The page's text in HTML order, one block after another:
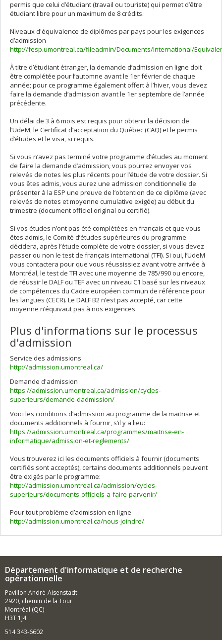
permis que celui d’étudiant (travail ou touriste) qui permet d’être
étudiant libre pour un maximum de 8 crédits.
Niveaux d'équivalence de diplômes par pays pour les exigences
d’admission
http://fesp.umontreal.ca/fileadmin/Documents/International/
À titre d’étudiant étranger, la demande d’admission en ligne doit
être complétée pour l’automne avant le 1er février de chaque
année; pour ce programme également offert à l’hiver, vous devez
faire la demande d’admission avant le 1er septembre de l’année
précédente.
Un délai de 3 à 6 mois est requis pour obtenir la décision de
l’UdeM, le Certificat d’acceptation du Québec (CAQ) et le permis
d’études et le visa, si requis.
Si vous n’avez pas terminé votre programme d’études au moment
de faire la demande d’admission, vous pourrez envoyer vos
relevés de notes les plus récents pour l’étude de votre dossier. Si
vous êtes admis, vous aurez une admission conditionnelle de
présenter à la ESP une preuve de l’obtention de ce diplôme (avec
relevés de notes et moyenne cumulative exigée) au début du
trimestre (document officiel original ou certifié).
Si vos études n’ont pas été complétées en français et que vous
êtes admis, le Comité d’études supérieures du programme
décidera, après l’étude complète de votre dossier, si vous devez
passer ou non le test de français international (TFI). Si oui, l’UdeM
vous contactera pour que vous réussissiez avant votre arrivée à
Montréal, le test de TFI avec une moyenne de 785/990 ou encore,
de réussir le DALF ou TEF avec un niveau C1 basé sur les niveaux
de compétences du Cadre européen commun de référence pour
les langues (CECR). Le DALF B2 n’est pas accepté, car cette
moyenne n’équivaut pas à nos exigences.
Plus d'informations sur le processus
d'admission
Service des admissions
http://admission.umontreal.ca/
Demande d'admission
https://admission.umontreal.ca/admission/cycles-
superieurs/demande-dadmission/
Voici les conditions d’admission au programme de la maitrise et
documents additionnels à fournir, s’il y a lieu:
https://admission.umontreal.ca/programmes/maitrise-en-
informatique/admission-et-reglements/
Vous trouverez ici les documents officiels à fournir (documents
certifiés sont acceptés), certains documents additionnels peuvent
être exigés par le programme:
http://admission.umontreal.ca/admission/cycles-
superieurs/documents-officiels-a-faire-parvenir/
Pour tout problème d’admission en ligne
http://admission.umontreal.ca/nous-joindre/
Département d'informatique et de recherche
opérationnelle
Pavillon André-Aisenstadt
2920, chemin de la Tour
Montréal (QC)
H3T 1J4
514 343-6602